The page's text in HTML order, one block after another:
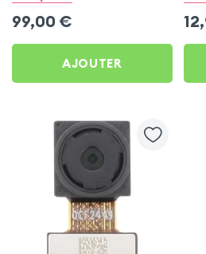
99,00 €
AJOUTER